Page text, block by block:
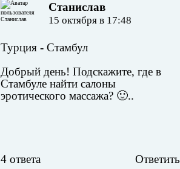
Станислав
15 октября в 17:48
Турция - Стамбул
Добрый день! Подскажите, где в
Стамбуле найти салоны
эротического массажа? 🙂..
4 ответа Ответить